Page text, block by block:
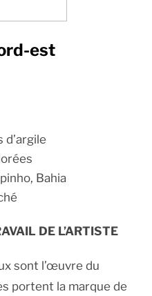
est
d’argile
Bahia
DE L’ARTISTE
sont l’œuvre du
portent la marque de